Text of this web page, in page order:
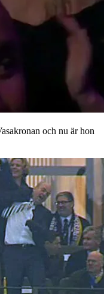
och nu är hon